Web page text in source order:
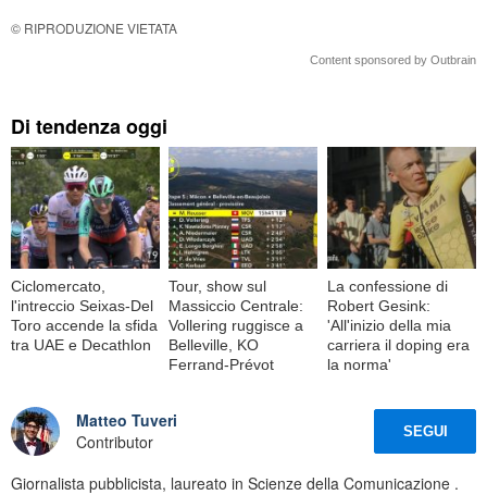
© RIPRODUZIONE VIETATA
Content sponsored by Outbrain
Di tendenza oggi
Ciclomercato,
l'intreccio Seixas-Del
Toro accende la sfida
tra UAE e Decathlon
Tour, show sul
Massiccio Centrale:
Vollering ruggisce a
Belleville, KO
Ferrand-Prévot
La confessione di
Robert Gesink:
'All'inizio della mia
carriera il doping era
la norma'
Matteo Tuveri
Contributor
SEGUI
Giornalista pubblicista, laureato in Scienze della Comunicazione .